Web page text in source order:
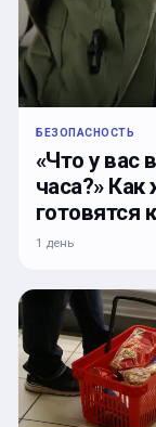
БЕЗОПАСНОСТЬ
«Что у вас
часа?»
готовятся
1 день